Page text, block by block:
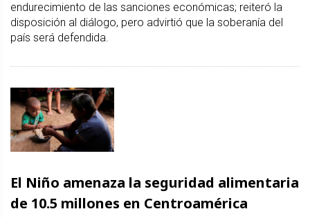
endurecimiento de las sanciones económicas; reiteró la
disposición al diálogo, pero advirtió que la soberanía del
país será defendida.
El Niño amenaza la seguridad alimentaria
de 10.5 millones en Centroamérica